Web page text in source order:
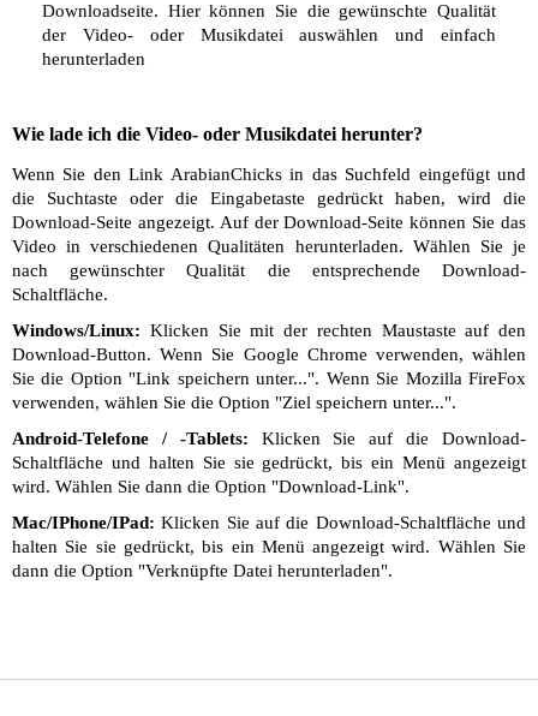
Downloadseite. Hier können Sie die gewünschte Qualität
der Video- oder Musikdatei auswählen und einfach
herunterladen
Wie lade ich die Video- oder Musikdatei herunter?
Wenn Sie den Link ArabianChicks in das Suchfeld eingefügt und
die Suchtaste oder die Eingabetaste gedrückt haben, wird die
Download-Seite angezeigt. Auf der Download-Seite können Sie das
Video in verschiedenen Qualitäten herunterladen. Wählen Sie je
nach gewünschter Qualität die entsprechende Download-
Schaltfläche.
Windows/Linux: Klicken Sie mit der rechten Maustaste auf den
Download-Button. Wenn Sie Google Chrome verwenden, wählen
Sie die Option "Link speichern unter...". Wenn Sie Mozilla FireFox
verwenden, wählen Sie die Option "Ziel speichern unter...".
Android-Telefone / -Tablets: Klicken Sie auf die Download-
Schaltfläche und halten Sie sie gedrückt, bis ein Menü angezeigt
wird. Wählen Sie dann die Option "Download-Link".
Mac/IPhone/IPad: Klicken Sie auf die Download-Schaltfläche und
halten Sie sie gedrückt, bis ein Menü angezeigt wird. Wählen Sie
dann die Option "Verknüpfte Datei herunterladen".